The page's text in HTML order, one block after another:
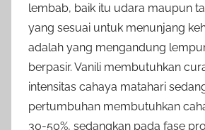
lembab, baik itu udara maupun
yang sesuai untuk menunjang
adalah yang mengandung
berpasir. Vanili membutuhkan
intensitas cahaya matahari
pertumbuhan membutuhkan
30-50%, sedangkan pada fase